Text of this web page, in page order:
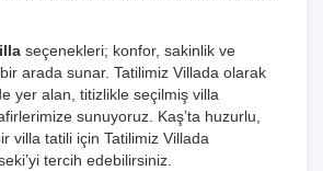
seçenekleri; konfor, sakinlik ve
bir arada sunar. Tatilimiz Villada olarak
yer alan, titizlikle seçilmiş villa
sunuyoruz. Kaş’ta huzurlu,
villa tatili için Tatilimiz Villada
tercih edebilirsiniz.